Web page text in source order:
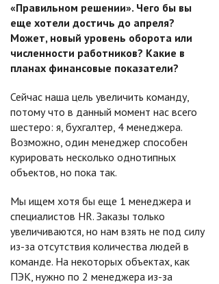
«Правильном решении». Чего бы вы
еще хотели достичь до апреля?
Может, новый уровень оборота или
численности работников? Какие в
планах финансовые показатели?
Сейчас наша цель увеличить команду,
потому что в данный момент нас всего
шестеро: я, бухгалтер, 4 менеджера.
Возможно, один менеджер способен
курировать несколько однотипных
объектов, но пока так.
Мы ищем хотя бы еще 1 менеджера и
специалистов HR. Заказы только
увеличиваются, но нам взять не под силу
из-за отсутствия количества людей в
команде. На некоторых объектах, как
ПЭК, нужно по 2 менеджера из-за